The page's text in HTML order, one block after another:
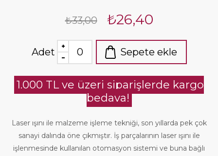
₺33,00 ₺26,40
Adet Sepete ekle
1.000 TL ve üzeri siparişlerde kargo
bedava!
Laser ışını ile malzeme işleme tekniği, son yıllarda pek çok
sanayi dalında öne çıkmıştır. İş parçalarının laser ışını ile
işlenmesinde kullanılan otomasyon sistemi ve buna bağlı